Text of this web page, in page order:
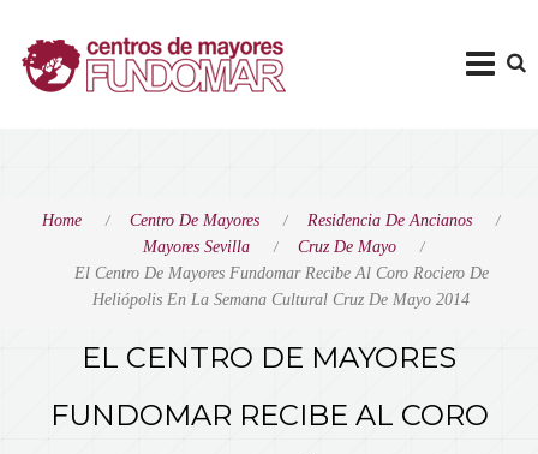
Home Centro De Mayores
Residencia De Ancianos
Mayores Sevilla
Cruz De Mayo
El Centro De Mayores Fundomar Recibe Al Coro Rociero De
Heliópolis En La Semana Cultural Cruz De Mayo 2014
EL CENTRO DE MAYORES
FUNDOMAR RECIBE AL CORO